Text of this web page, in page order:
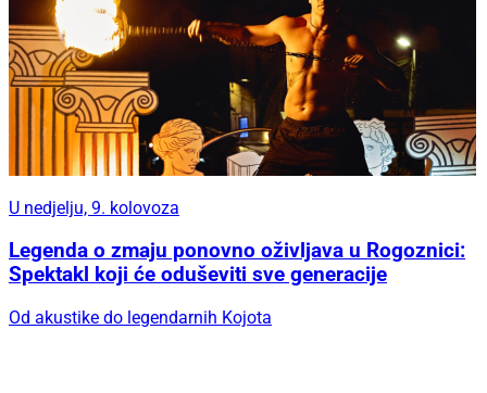
U nedjelju, 9. kolovoza
Legenda o zmaju ponovno oživljava u Rogoznici:
Spektakl koji će oduševiti sve generacije
Od akustike do legendarnih Kojota